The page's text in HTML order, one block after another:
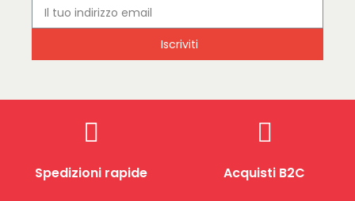
Iscriviti
Spedizioni rapide Acquisti B2C